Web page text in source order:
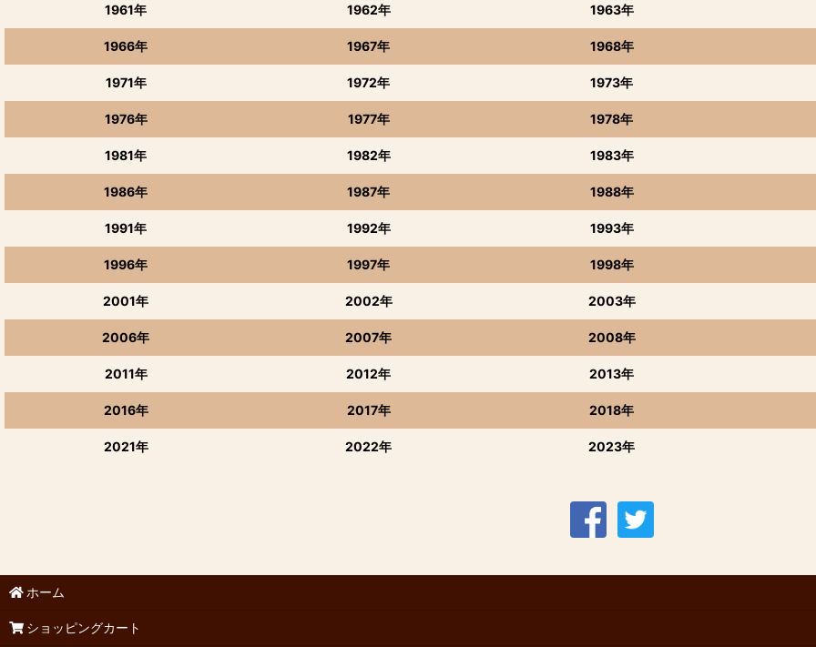
1961年 1962年 1963年
1966年 1967年 1968年
1971年 1972年 1973年
1976年 1977年 1978年
1981年 1982年 1983年
1986年 1987年 1988年
1991年 1992年 1993年
1996年 1997年 1998年
2001年 2002年 2003年
2006年 2007年 2008年
2011年 2012年 2013年
2016年 2017年 2018年
2021年 2022年 2023年
ホーム
ショッピングカート